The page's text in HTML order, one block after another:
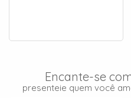
Encante-se
presenteie quem você